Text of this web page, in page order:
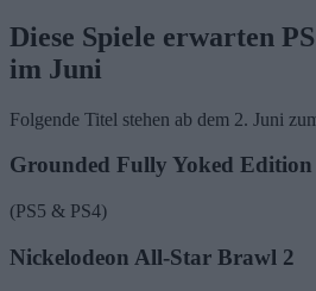
Diese Spiele erwarten
im Juni
Folgende Titel stehen ab dem 2. Juni
Grounded Fully Yoked Edition
(PS5 & PS4)
Nickelodeon All-Star Brawl 2